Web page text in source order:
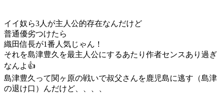
イイ奴ら3人が主人公的存在なんだけど
普通優劣つけたら
織田信長が1番人気じゃん！
それを島津豊久を最主人公にするあたり作者センスあり過ぎ
なんよ👍
島津豊久って関ヶ原の戦いで叔父さんを鹿児島に逃す（島津
の退け口）んだけど、、、、